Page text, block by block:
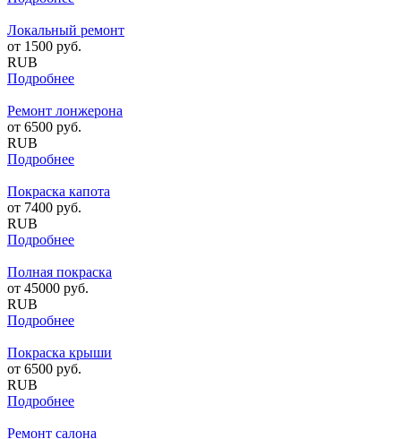
Локальный ремонт
от 1500 руб.
RUB
Подробнее
Ремонт лонжерона
от 6500 руб.
RUB
Подробнее
Покраска капота
от 7400 руб.
RUB
Подробнее
Полная покраска
от 45000 руб.
RUB
Подробнее
Покраска крыши
от 6500 руб.
RUB
Подробнее
Ремонт салона